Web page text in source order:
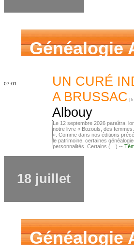
Généalogie
07:01
UN CURÉ
A BRUSSAC
Albouy
Le 12 septembre 2026 paraîtra,
notre livre « Bozouls, des
». Comme dans nos éditions
le patrimoine, certaines
personnalités. Certains (…) --
18 juillet
Généalogie